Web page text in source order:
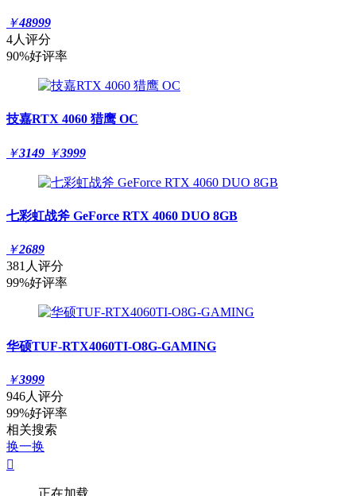
￥48999
4人评分
90%好评率
技嘉RTX 4060 猎鹰 OC
￥3149 ￥3999
七彩虹战斧 GeForce RTX 4060 DUO 8GB
￥2689
381人评分
99%好评率
华硕TUF-RTX4060TI-O8G-GAMING
￥3999
946人评分
99%好评率
相关搜索
换一换

正在加载......